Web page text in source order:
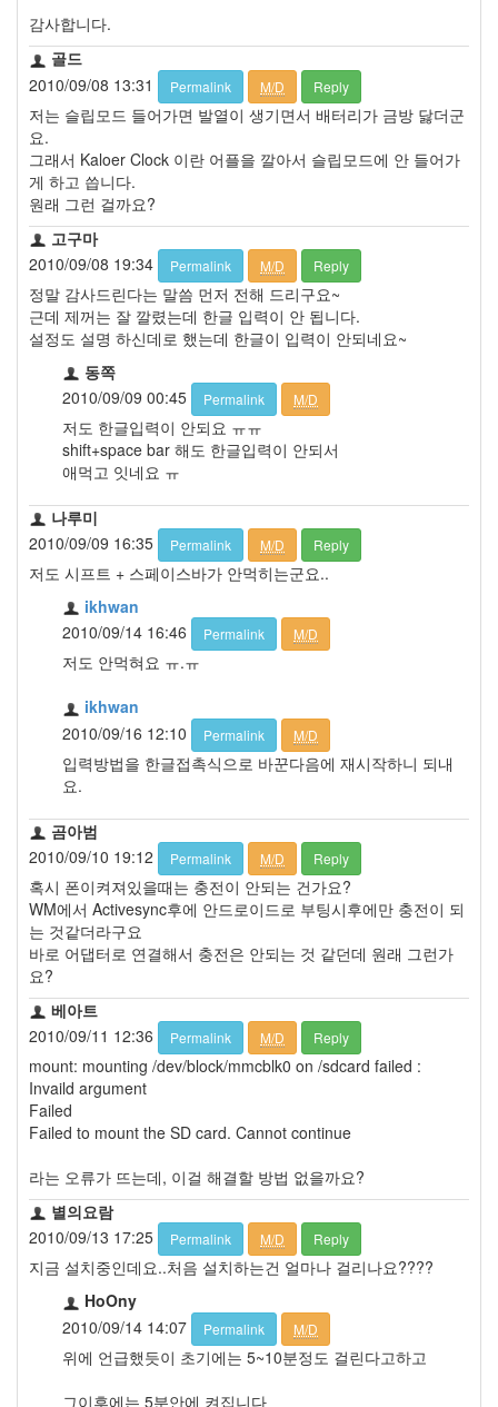
감사합니다.
골드
2010/09/08 13:31
Permalink M/D Reply
저는 슬립모드 들어가면 발열이 생기면서 배터리가 금방 닳더군
요.
그래서 Kaloer Clock 이란 어플을 깔아서 슬립모드에 안 들어가
게 하고 씁니다.
원래 그런 걸까요?
고구마
2010/09/08 19:34
Permalink M/D Reply
정말 감사드린다는 말씀 먼저 전해 드리구요~
근데 제꺼는 잘 깔렸는데 한글 입력이 안 됩니다.
설정도 설명 하신데로 했는데 한글이 입력이 안되네요~
동쪽
2010/09/09 00:45
Permalink M/D
저도 한글입력이 안되요 ㅠㅠ
shift+space bar 해도 한글입력이 안되서
애먹고 잇네요 ㅠ
나루미
2010/09/09 16:35
Permalink M/D Reply
저도 시프트 + 스페이스바가 안먹히는군요..
ikhwan
2010/09/14 16:46
Permalink M/D
저도 안먹혀요 ㅠ.ㅠ
ikhwan
2010/09/16 12:10
Permalink M/D
입력방법을 한글접촉식으로 바꾼다음에 재시작하니 되내
요.
곰아범
2010/09/10 19:12
Permalink M/D Reply
혹시 폰이켜져있을때는 충전이 안되는 건가요?
WM에서 Activesync후에 안드로이드로 부팅시후에만 충전이 되
는 것같더라구요
바로 어댑터로 연결해서 충전은 안되는 것 같던데 원래 그런가
요?
베아트
2010/09/11 12:36
Permalink M/D Reply
mount: mounting /dev/block/mmcblk0 on /sdcard failed :
Invaild argument
Failed
Failed to mount the SD card. Cannot continue
라는 오류가 뜨는데, 이걸 해결할 방법 없을까요?
별의요람
2010/09/13 17:25
Permalink M/D Reply
지금 설치중인데요..처음 설치하는건 얼마나 걸리나요????
HoOny
2010/09/14 14:07
Permalink M/D
위에 언급했듯이 초기에는 5~10분정도 걸린다고하고
그이후에는 5분안에 켜집니다